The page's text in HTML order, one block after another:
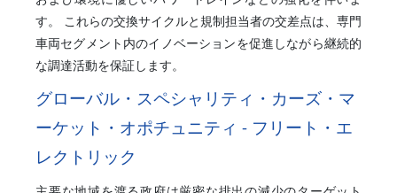
す。 これらの交換サイクルと規制担当者の交差点は、専門
車両セグメント内のイノベーションを促進しながら継続的
な調達活動を保証します。
グローバル・スペシャリティ・カーズ・マ
ーケット・オポチュニティ - フリート・エ
レクトリック